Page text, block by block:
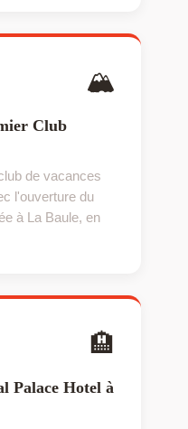
🏔
Club
de vacances
l'ouverture du
à La Baule, en
🏨
Palace Hotel à